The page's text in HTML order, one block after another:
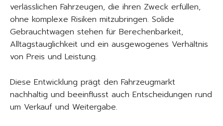
verlässlichen Fahrzeugen, die ihren Zweck erfüllen,
ohne komplexe Risiken mitzubringen. Solide
Gebrauchtwagen stehen für Berechenbarkeit,
Alltagstauglichkeit und ein ausgewogenes Verhältnis
von Preis und Leistung.
Diese Entwicklung prägt den Fahrzeugmarkt
nachhaltig und beeinflusst auch Entscheidungen rund
um Verkauf und Weitergabe.